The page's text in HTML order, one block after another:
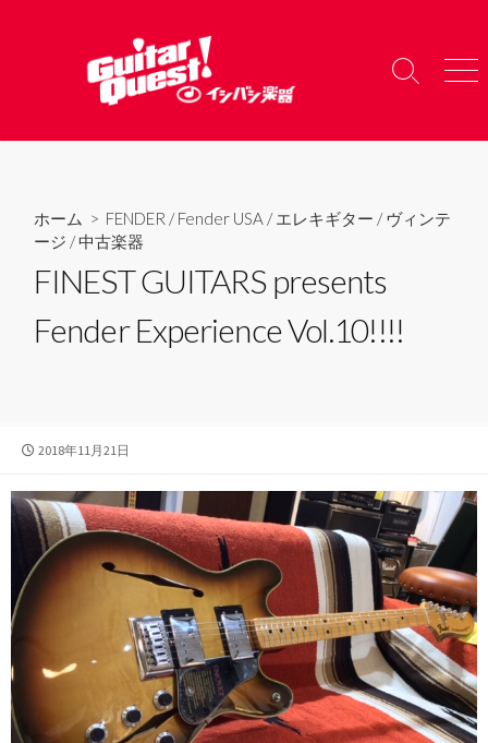
へ
検
り
メ
ー
ホーム > FENDER /Fender USA /エレキギター /ヴィンテ
ージ /中古楽器
FINEST GUITARS presents
Fender Experience Vol.10!!!!
公
日
2018年11月21日